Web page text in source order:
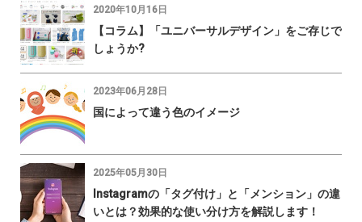
2020年10月16日
【コラム】「ユニバーサルデザイン」をご存じで
しょうか?
2023年06月28日
国によって違う色のイメージ
2025年05月30日
Instagramの「タグ付け」と「メンション」の違
いとは？効果的な使い分け方を解説します！